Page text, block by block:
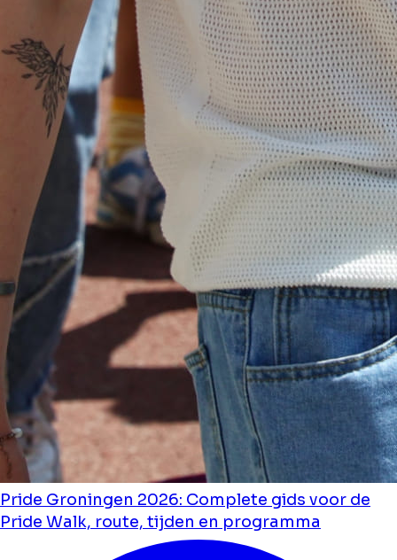
Pride Groningen 2026: Complete gids voor de
Pride Walk, route, tijden en programma